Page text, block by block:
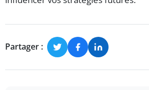
Partager :